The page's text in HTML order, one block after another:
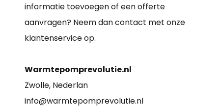
informatie toevoegen of een offerte
aanvragen? Neem dan contact met onze
klantenservice op.
Warmtepomprevolutie.nl
Zwolle, Nederlan
info@warmtepomprevolutie.nl